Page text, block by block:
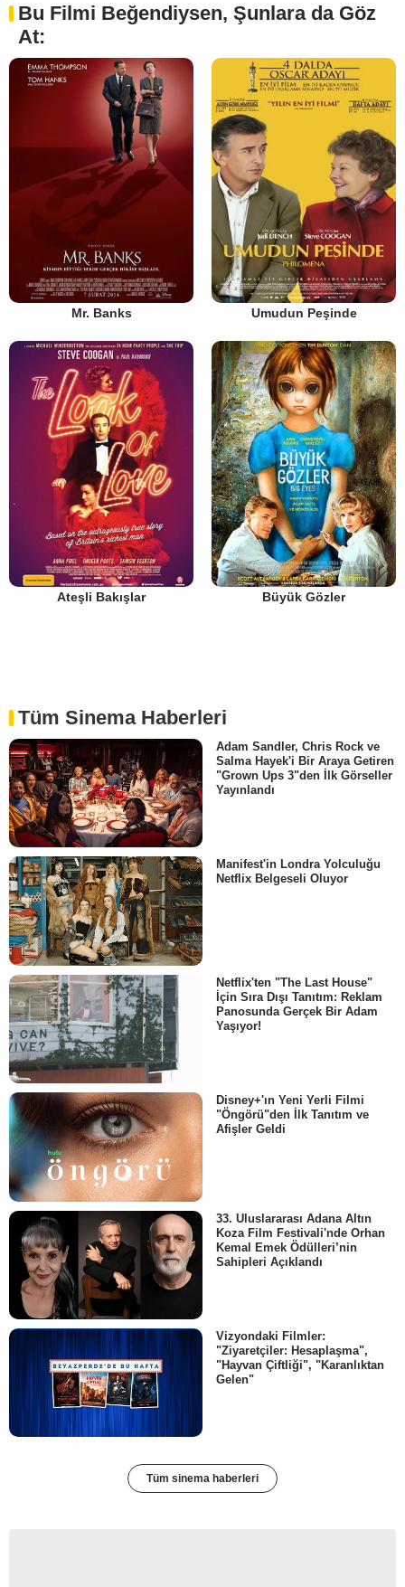
Bu Filmi Beğendiysen, Şunlara da Göz
At:
Mr. Banks Umudun Peşinde
Ateşli Bakışlar Büyük Gözler
Tüm Sinema Haberleri
Adam Sandler, Chris Rock ve
Salma Hayek'i Bir Araya Getiren
"Grown Ups 3"den İlk Görseller
Yayınlandı
Manifest'in Londra Yolculuğu
Netflix Belgeseli Oluyor
Netflix'ten "The Last House"
İçin Sıra Dışı Tanıtım: Reklam
Panosunda Gerçek Bir Adam
Yaşıyor!
Disney+'ın Yeni Yerli Filmi
"Öngörü"den İlk Tanıtım ve
Afişler Geldi
33. Uluslararası Adana Altın
Koza Film Festivali'nde Orhan
Kemal Emek Ödülleri’nin
Sahipleri Açıklandı
Vizyondaki Filmler:
"Ziyaretçiler: Hesaplaşma",
"Hayvan Çiftliği", "Karanlıktan
Gelen"
Tüm sinema haberleri